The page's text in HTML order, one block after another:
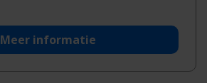
Meer informatie